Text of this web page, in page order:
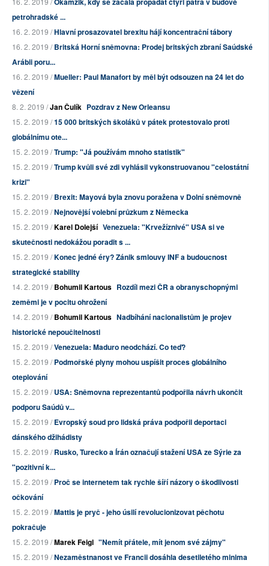
petrohradské ...
16. 2. 2019 /Hlavní prosazovatel brexitu hájí koncentrační tábory
16. 2. 2019 /Britská Horní sněmovna: Prodej britských zbraní Saúdské
Arábii poru...
16. 2. 2019 /Mueller: Paul Manafort by měl být odsouzen na 24 let do
vězení
8. 2. 2019 /Jan Čulík Pozdrav z New Orleansu
15. 2. 2019 /15 000 britských školáků v pátek protestovalo proti
globálnímu ote...
15. 2. 2019 /Trump: "Já používám mnoho statistik"
15. 2. 2019 /Trump kvůli své zdi vyhlásil vykonstruovanou "celostátní
krizi"
15. 2. 2019 /Brexit: Mayová byla znovu poražena v Dolní sněmovně
15. 2. 2019 /Nejnovější volební průzkum z Německa
15. 2. 2019 /Karel Dolejší Venezuela: "Krvežíznivé" USA si ve
skutečnosti nedokážou poradit s ...
15. 2. 2019 /Konec jedné éry? Zánik smlouvy INF a budoucnost
strategické stability
14. 2. 2019 /Bohumil Kartous Rozdíl mezi ČR a obranyschopnými
zeměmi je v pocitu ohrožení
14. 2. 2019 /Bohumil Kartous Nadbíhání nacionalistům je projev
historické nepoučitelnosti
15. 2. 2019 /Venezuela: Maduro neodchází. Co teď?
15. 2. 2019 /Podmořské plyny mohou uspíšit proces globálního
oteplování
15. 2. 2019 /USA: Sněmovna reprezentantů podpořila návrh ukončit
podporu Saúdů v...
15. 2. 2019 /Evropský soud pro lidská práva podpořil deportaci
dánského džihádisty
15. 2. 2019 /Rusko, Turecko a Írán označují stažení USA ze Sýrie za
"pozitivní k...
15. 2. 2019 /Proč se internetem tak rychle šíří názory o škodlivosti
očkování
15. 2. 2019 /Mattis je pryč - jeho úsilí revolucionizovat pěchotu
pokračuje
15. 2. 2019 /Marek Feigl "Nemít přátele, mít jenom své zájmy"
15. 2. 2019 /Nezaměstnanost ve Francii dosáhla desetiletého minima